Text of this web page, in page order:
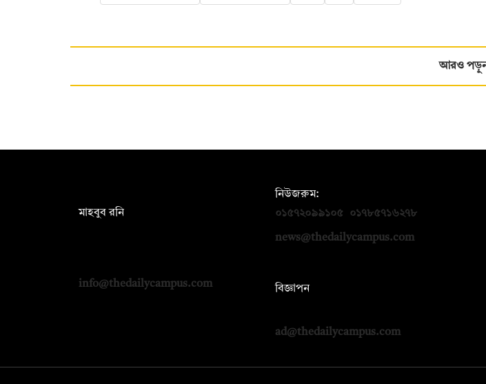
আরও
মাহবুব রনি
info@thedailycampus.com
নিউজরুম:
০১৫৭২০৯৯১০৫
০১৭৮৫৭১৬২৭৮
news@thedailycampus.com
বিজ্ঞাপন
ad@thedailycampus.com